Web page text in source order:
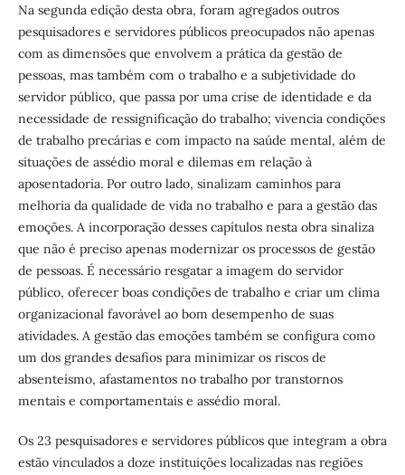
Na segunda edição desta obra, foram agregados outros
pesquisadores e servidores públicos preocupados não apenas
com as dimensões que envolvem a prática da gestão de
pessoas, mas também com o trabalho e a subjetividade do
servidor público, que passa por uma crise de identidade e da
necessidade de ressignificação do trabalho; vivencia condições
de trabalho precárias e com impacto na saúde mental, além de
situações de assédio moral e dilemas em relação à
aposentadoria. Por outro lado, sinalizam caminhos para
melhoria da qualidade de vida no trabalho e para a gestão das
emoções. A incorporação desses capítulos nesta obra sinaliza
que não é preciso apenas modernizar os processos de gestão
de pessoas. É necessário resgatar a imagem do servidor
público, oferecer boas condições de trabalho e criar um clima
organizacional favorável ao bom desempenho de suas
atividades. A gestão das emoções também se configura como
um dos grandes desafios para minimizar os riscos de
absenteísmo, afastamentos no trabalho por transtornos
mentais e comportamentais e assédio moral.
Os 23 pesquisadores e servidores públicos que integram a obra
estão vinculados a doze instituições localizadas nas regiões